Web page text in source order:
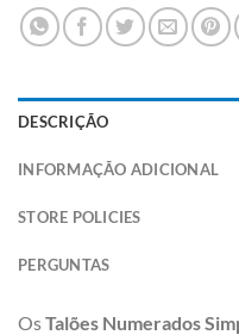
DESCRIÇÃO
INFORMAÇÃO ADICIONAL
STORE POLICIES
PERGUNTAS
OsTalões Numerados